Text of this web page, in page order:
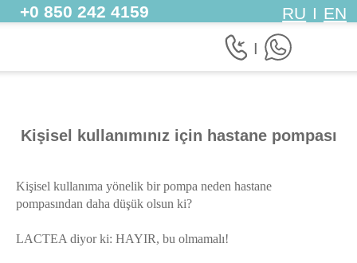
+0 850 242 4159
Kişisel kullanımınız için hastane pompası
Kişisel kullanıma yönelik bir pompa neden hastane
pompasından daha düşük olsun ki?
LACTEA diyor ki: HAYIR, bu olmamalı!